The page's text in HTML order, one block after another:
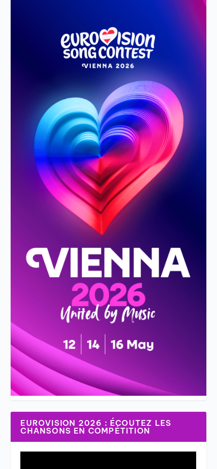
EUROVISION 2026 : ÉCOUTEZ LES
CHANSONS EN COMPÉTITION